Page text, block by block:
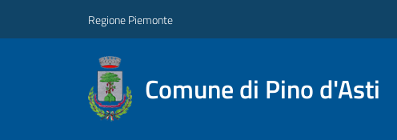
Regione Piemonte
Comune di Pino d'Asti